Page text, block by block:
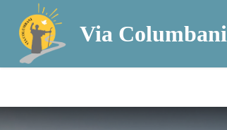
Via Columbani